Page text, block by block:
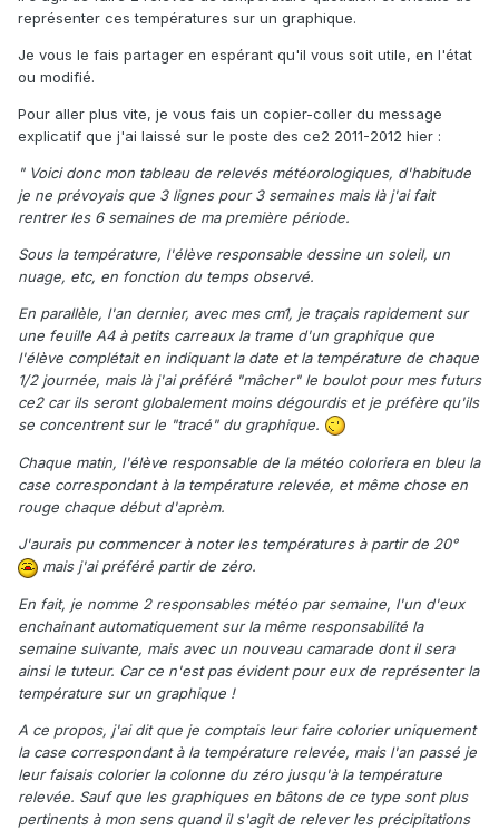
représenter ces températures sur un graphique.
Je vous le fais partager en espérant qu'il vous soit utile, en l'état
ou modifié.
Pour aller plus vite, je vous fais un copier-coller du message
explicatif que j'ai laissé sur le poste des ce2 2011-2012 hier :
" Voici donc mon tableau de relevés météorologiques, d'habitude
je ne prévoyais que 3 lignes pour 3 semaines mais là j'ai fait
rentrer les 6 semaines de ma première période.
Sous la température, l'élève responsable dessine un soleil, un
nuage, etc, en fonction du temps observé.
En parallèle, l'an dernier, avec mes cm1, je traçais rapidement sur
une feuille A4 à petits carreaux la trame d'un graphique que
l'élève complétait en indiquant la date et la température de chaque
1/2 journée, mais là j'ai préféré "mâcher" le boulot pour mes futurs
ce2 car ils seront globalement moins dégourdis et je préfère qu'ils
se concentrent sur le "tracé" du graphique.
Chaque matin, l'élève responsable de la météo coloriera en bleu la
case correspondant à la température relevée, et même chose en
rouge chaque début d'aprèm.
J'aurais pu commencer à noter les températures à partir de 20°
mais j'ai préféré partir de zéro.
En fait, je nomme 2 responsables météo par semaine, l'un d'eux
enchainant automatiquement sur la même responsabilité la
semaine suivante, mais avec un nouveau camarade dont il sera
ainsi le tuteur. Car ce n'est pas évident pour eux de représenter la
température sur un graphique !
A ce propos, j'ai dit que je comptais leur faire colorier uniquement
la case correspondant à la température relevée, mais l'an passé je
leur faisais colorier la colonne du zéro jusqu'à la température
relevée. Sauf que les graphiques en bâtons de ce type sont plus
pertinents à mon sens quand il s'agit de relever les précipitations